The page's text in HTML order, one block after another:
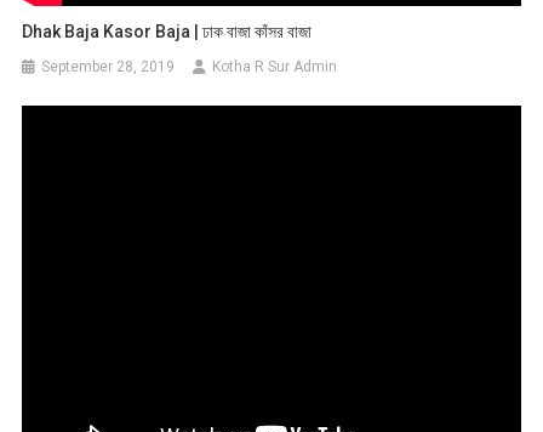
Dhak Baja Kasor Baja | ঢাক বাজা কাঁসর বাজা
September 28, 2019 Kotha R Sur Admin